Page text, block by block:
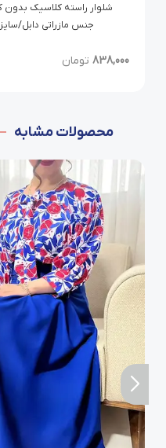
جنس مازراتی دابل/سایز 38 تا 54
838,000 تومان
محصولات مشابه